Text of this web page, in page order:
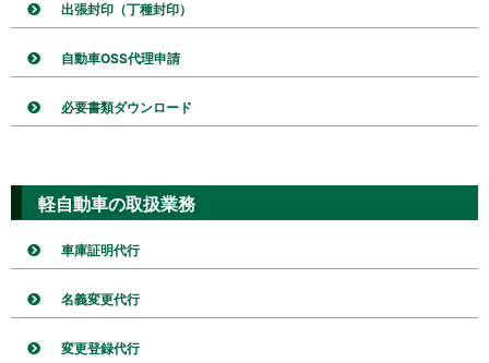
出張封印（丁種封印）
自動車OSS代理申請
必要書類ダウンロード
軽自動車の取扱業務
車庫証明代行
名義変更代行
変更登録代行